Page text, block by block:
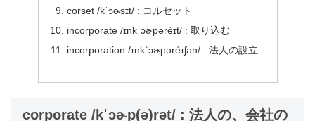
corset /kˈɔɚsɪt/ : コルセット
incorporate /ɪnkˈɔɚpərèɪt/ : 取り込む
incorporation /ɪnk`ɔɚpəréɪʃən/ : 法人の設立
corporate /kˈɔɚp(ə)rət/ : 法人の、会社の